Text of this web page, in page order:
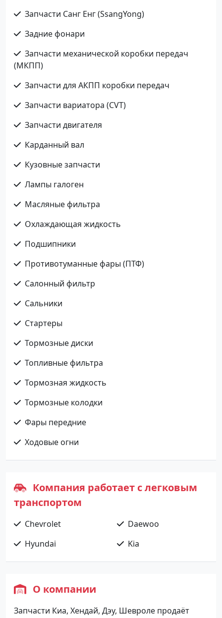
Запчасти Санг Енг (SsangYong)
Задние фонари
Запчасти механической коробки передач
(МКПП)
Запчасти для АКПП коробки передач
Запчасти вариатора (CVT)
Запчасти двигателя
Карданный вал
Кузовные запчасти
Лампы галоген
Масляные фильтра
Охлаждающая жидкость
Подшипники
Противотуманные фары (ПТФ)
Салонный фильтр
Сальники
Стартеры
Тормозные диски
Топливные фильтра
Тормозная жидкость
Тормозные колодки
Фары передние
Ходовые огни
Компания работает с легковым
транспортом
Chevrolet
Daewoo
Hyundai
Kia
О компании
Запчасти Киа, Хендай, Дэу, Шевроле продаёт